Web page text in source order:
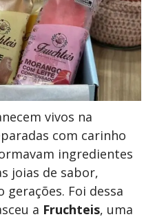
vivos na
com carinho
ingredientes
joias de sabor,
Foi dessa
a Fruchteis, uma